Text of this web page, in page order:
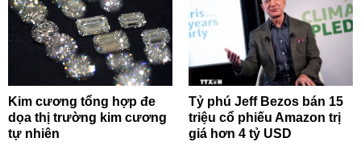
Kim cương tổng hợp đe
dọa thị trường kim cương
tự nhiên
Tỷ phú Jeff Bezos bán 15
triệu cổ phiếu Amazon trị
giá hơn 4 tỷ USD